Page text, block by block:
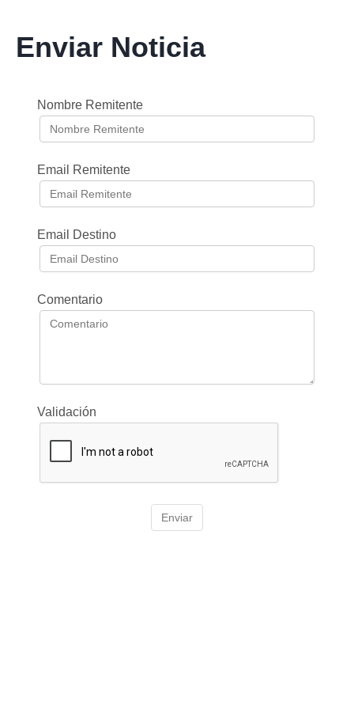
Enviar Noticia
Nombre Remitente
Email Remitente
Email Destino
Comentario
Validación